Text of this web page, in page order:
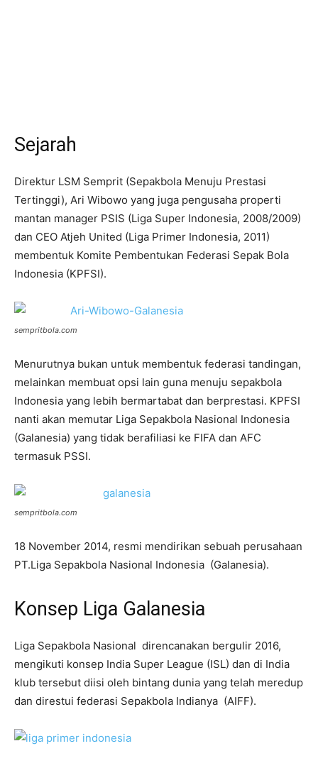
Sejarah
Direktur LSM Semprit (Sepakbola Menuju Prestasi
Tertinggi), Ari Wibowo yang juga pengusaha properti
mantan manager PSIS (Liga Super Indonesia, 2008/2009)
dan CEO Atjeh United (Liga Primer Indonesia, 2011)
membentuk Komite Pembentukan Federasi Sepak Bola
Indonesia (KPFSI).
sempritbola.com
Menurutnya bukan untuk membentuk federasi tandingan,
melainkan membuat opsi lain guna menuju sepakbola
Indonesia yang lebih bermartabat dan berprestasi. KPFSI
nanti akan memutar Liga Sepakbola Nasional Indonesia
(Galanesia) yang tidak berafiliasi ke FIFA dan AFC
termasuk PSSI.
sempritbola.com
18 November 2014, resmi mendirikan sebuah perusahaan
PT.Liga Sepakbola Nasional Indonesia (Galanesia).
Konsep Liga Galanesia
Liga Sepakbola Nasional direncanakan bergulir 2016,
mengikuti konsep India Super League (ISL) dan di India
klub tersebut diisi oleh bintang dunia yang telah meredup
dan direstui federasi Sepakbola Indianya (AIFF).